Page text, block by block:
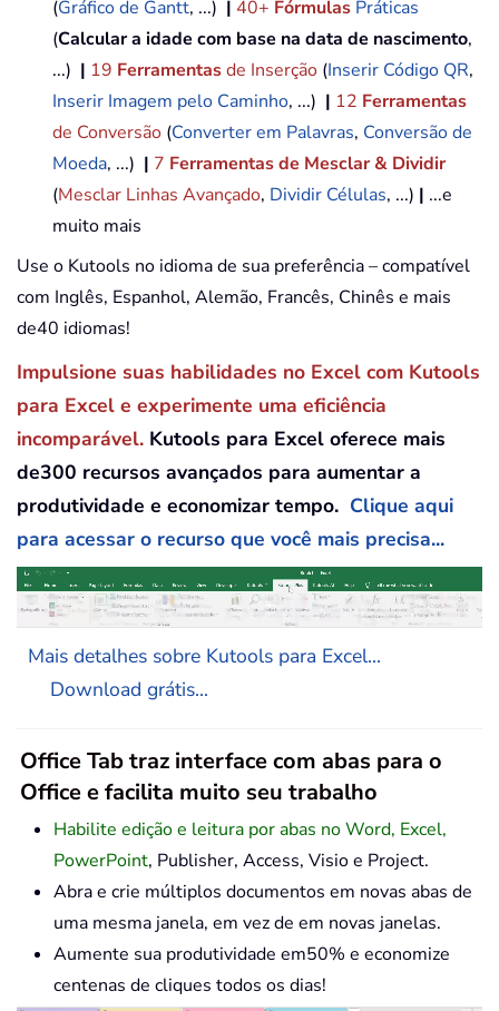
(Gráfico de Gantt, ...) | 40+ Fórmulas Práticas
(Calcular a idade com base na data de nascimento,
...) | 19 Ferramentasde Inserção (Inserir Código QR,
Inserir Imagem pelo Caminho, ...) | 12 Ferramentas
de Conversão (Converter em Palavras, Conversão de
Moeda, ...) | 7 Ferramentas de Mesclar & Dividir
(Mesclar Linhas Avançado, Dividir Células, ...) | ...e
muito mais
Use o Kutools no idioma de sua preferência – compatível
com Inglês, Espanhol, Alemão, Francês, Chinês e mais
de40 idiomas!
Impulsione suas habilidades no Excel com Kutools
para Excel e experimente uma eficiência
incomparável. Kutools para Excel oferece mais
de300 recursos avançados para aumentar a
produtividade e economizar tempo. Clique aqui
para acessar o recurso que você mais precisa...
Mais detalhes sobre Kutools para Excel...
Download grátis...
Office Tab traz interface com abas para o
Office e facilita muito seu trabalho
Habilite edição e leitura por abas no Word, Excel,
PowerPoint, Publisher, Access, Visio e Project.
Abra e crie múltiplos documentos em novas abas de
uma mesma janela, em vez de em novas janelas.
Aumente sua produtividade em50% e economize
centenas de cliques todos os dias!